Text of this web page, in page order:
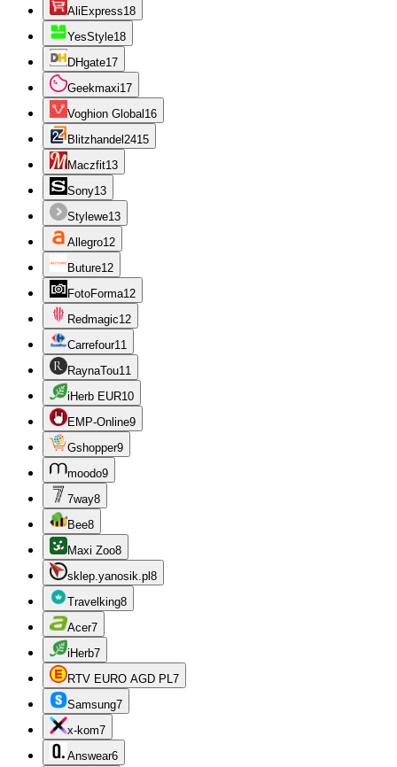
AliExpress18
YesStyle18
DHgate17
Geekmaxi17
Voghion Global 16
Blitzhandel2415
Maczfit13
Sony13
Stylewe13
Allegro12
Buture12
FotoForma12
Redmagic12
Carrefour11
RaynaTou11
iHerb EUR10
EMP-Online9
Gshopper9
moodo9
7way8
Bee8
Maxi Zoo8
sklep.yanosik.pl 8
Travelking8
Acer7
iHerb7
RTV EURO AGD PL 7
Samsung7
x-kom7
Answear6